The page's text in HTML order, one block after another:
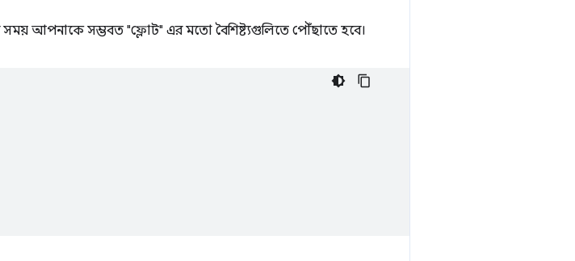
আপনাকে সম্ভবত "ফ্লোট" এর মতো বৈশিষ্ট্যগুলিতে পৌঁছাতে হবে।